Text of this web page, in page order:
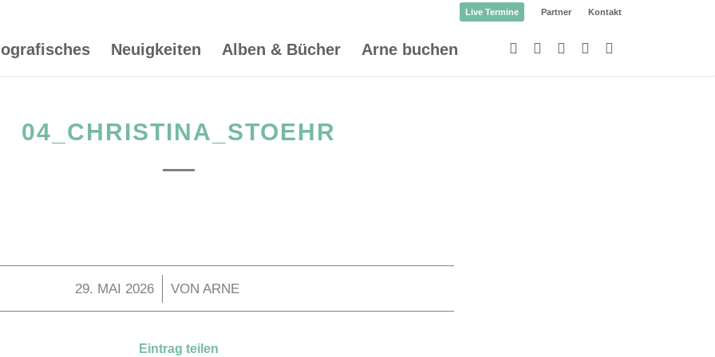
Live Termine Partner Kontakt
Neuigkeiten Alben & Bücher Arne buchen
04_CHRISTINA_STOEHR
29. MAI 2026
/ VON ARNE
Eintrag teilen